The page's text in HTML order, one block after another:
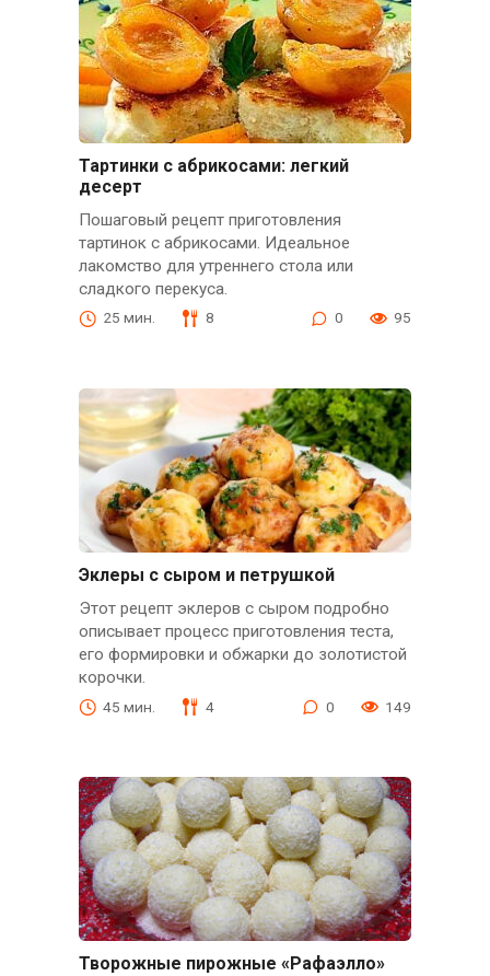
Тартинки с абрикосами: легкий
десерт
Пошаговый рецепт приготовления
тартинок с абрикосами. Идеальное
лакомство для утреннего стола или
сладкого перекуса.
25 мин. 8 0 95
Эклеры с сыром и петрушкой
Этот рецепт эклеров с сыром подробно
описывает процесс приготовления теста,
его формировки и обжарки до золотистой
корочки.
45 мин. 4 0 149
Творожные пирожные «Рафаэлло»